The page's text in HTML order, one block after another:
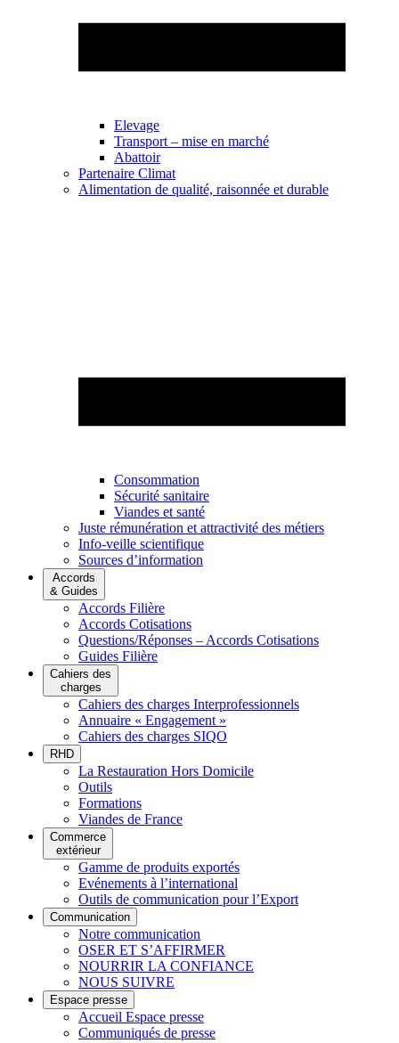
Elevage
Transport – mise en marché
Abattoir
Partenaire Climat
Alimentation de qualité, raisonnée et durable
Consommation
Sécurité sanitaire
Viandes et santé
Juste rémunération et attractivité des métiers
Info-veille scientifique
Sources d’information
Accords
& Guides
Accords Filière
Accords Cotisations
Questions/Réponses – Accords Cotisations
Guides Filière
Cahiers des
charges
Cahiers des charges Interprofessionnels
Annuaire « Engagement »
Cahiers des charges SIQO
RHD
La Restauration Hors Domicile
Outils
Formations
Viandes de France
Commerce
extérieur
Gamme de produits exportés
Evénements à l’international
Outils de communication pour l’Export
Communication
Notre communication
OSER ET S’AFFIRMER
NOURRIR LA CONFIANCE
NOUS SUIVRE
Espace presse
Accueil Espace presse
Communiqués de presse